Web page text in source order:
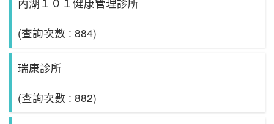
(查詢次數 : 884)
瑞康診所
(查詢次數 : 882)